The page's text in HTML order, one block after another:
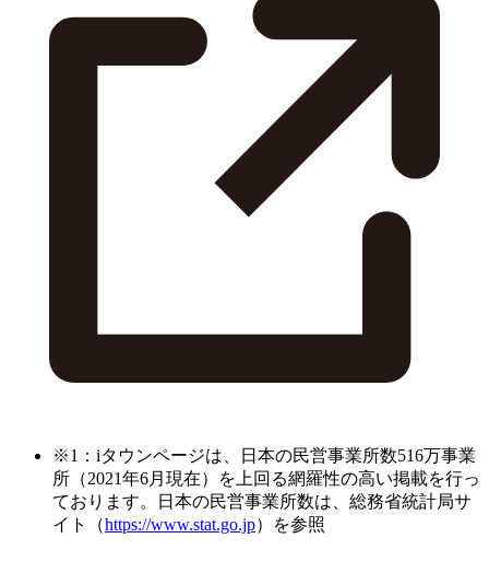
※1：iタウンページは、日本の民営事業所数516万事業
所（2021年6月現在）を上回る網羅性の高い掲載を行っ
ております。日本の民営事業所数は、総務省統計局サ
イト（https://www.stat.go.jp）を参照